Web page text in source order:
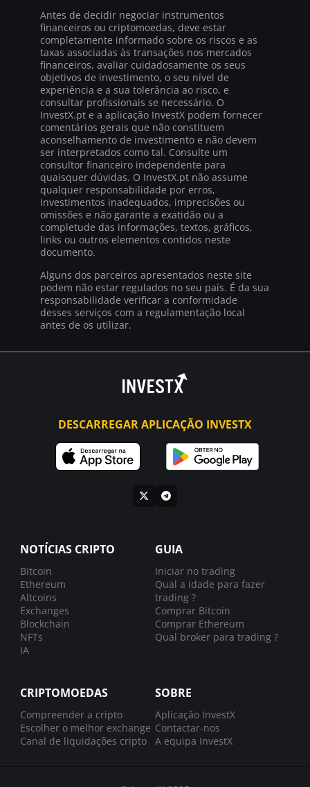
Antes de decidir negociar instrumentos
financeiros ou criptomoedas, deve estar
completamente informado sobre os riscos e as
taxas associadas às transações nos mercados
financeiros, avaliar cuidadosamente os seus
objetivos de investimento, o seu nível de
experiência e a sua tolerância ao risco, e
consultar profissionais se necessário. O
InvestX.pt e a aplicação InvestX podem fornecer
comentários gerais que não constituem
aconselhamento de investimento e não devem
ser interpretados como tal. Consulte um
consultor financeiro independente para
quaisquer dúvidas. O InvestX.pt não assume
qualquer responsabilidade por erros,
investimentos inadequados, imprecisões ou
omissões e não garante a exatidão ou a
completude das informações, textos, gráficos,
links ou outros elementos contidos neste
documento.
Alguns dos parceiros apresentados neste site
podem não estar regulados no seu país. É da sua
responsabilidade verificar a conformidade
desses serviços com a regulamentação local
antes de os utilizar.
DESCARREGAR APLICAÇÃO INVESTX
NOTÍCIAS CRIPTO
Bitcoin
Ethereum
Altcoins
Exchanges
Blockchain
NFTs
IA
GUIA
Iniciar no trading
Qual a idade para fazer
trading ?
Comprar Bitcoin
Comprar Ethereum
Qual broker para trading ?
CRIPTOMOEDAS
Compreender a cripto
Escolher o melhor exchange
Canal de liquidações cripto
SOBRE
Aplicação InvestX
Contactar-nos
A equipa InvestX